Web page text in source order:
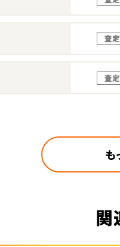
査
査
も
関